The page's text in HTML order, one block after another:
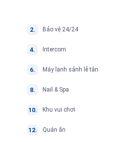
Bảo vệ 24/24
Intercom
Máy lạnh sảnh lễ tân
Nail & Spa
Khu vui chơi
Quán ăn